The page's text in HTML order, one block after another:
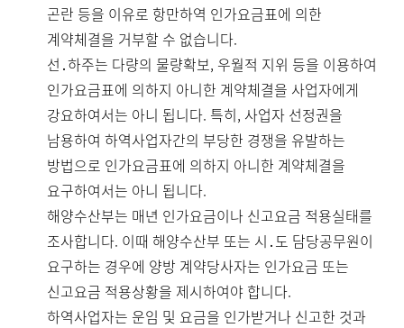
곤란 등을 이유로 항만하역 인가요금표에 의한
계약체결을 거부할 수 없습니다.
선․하주는 다량의 물량확보, 우월적 지위 등을 이용하여
인가요금표에 의하지 아니한 계약체결을 사업자에게
강요하여서는 아니 됩니다. 특히, 사업자 선정권을
남용하여 하역사업자간의 부당한 경쟁을 유발하는
방법으로 인가요금표에 의하지 아니한 계약체결을
요구하여서는 아니 됩니다.
해양수산부는 매년 인가요금이나 신고요금 적용실태를
조사합니다. 이때 해양수산부 또는 시․도 담당공무원이
요구하는 경우에 양방 계약당사자는 인가요금 또는
신고요금 적용상황을 제시하여야 합니다.
하역사업자는 운임 및 요금을 인가받거나 신고한 것과